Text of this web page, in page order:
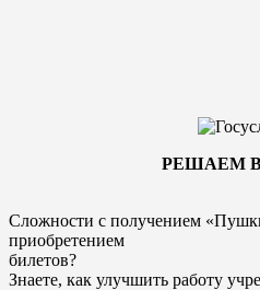
РЕШАЕМ
Сложности с получением
приобретением
билетов?
Знаете, как улучшить работу